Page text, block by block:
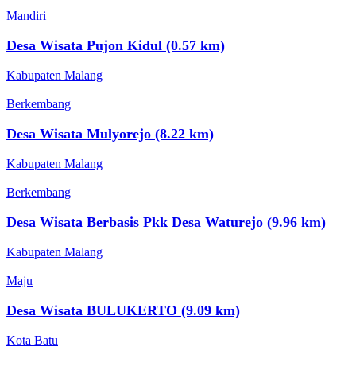
Mandiri
Desa Wisata Pujon Kidul (0.57 km)
Kabupaten Malang
Berkembang
Desa Wisata Mulyorejo (8.22 km)
Kabupaten Malang
Berkembang
Desa Wisata Berbasis Pkk Desa Waturejo (9.96 km)
Kabupaten Malang
Maju
Desa Wisata BULUKERTO (9.09 km)
Kota Batu